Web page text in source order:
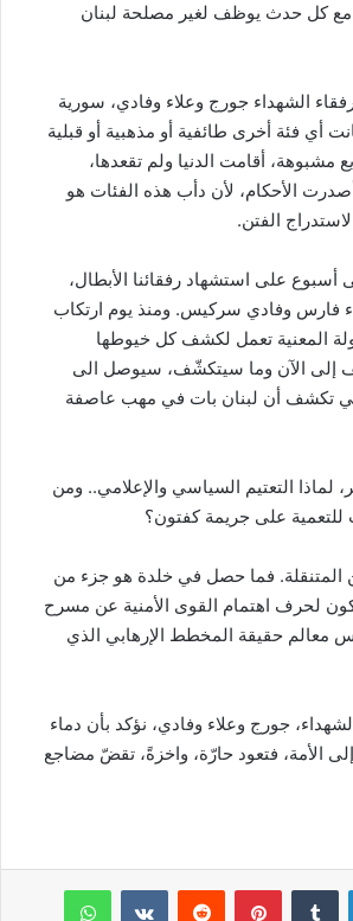
مع كل حدث يوظف لغير مصلحة لبنان
الشهداء جورج وعلاء وفادي، سورية
أي فئة أخرى طائفية أو مذهبية أو قبلية
مشبوهة، أقامت الدنيا ولم تقعدها،
الأحكام، لأن دأب هذه الفئات هو
الفتن.
على استشهاد رفقائنا الأبطال،
فارس وفادي سركيس. ومنذ يوم ارتكاب
المعنية تعمل لكشف كل خيوطها
إلى الآن وما سيتكشّف، سيوصل الى
تكشف أن لبنان بات في مهب عاصفة
لماذا التعتيم السياسي والإعلامي.. ومن
للتعمية على جريمة كفتون؟
المتنقلة. فما حصل في خلدة هو جزء من
لحرف اهتمام القوى الأمنية عن مسرح
معالم حقيقة المخطط الإرهابي الذي
جورج وعلاء وفادي، نؤكد بأن دماء
الأمة، فتعود حارّة، واخزةً، تقضّ مضاجع
لينكدإن بينتيريست